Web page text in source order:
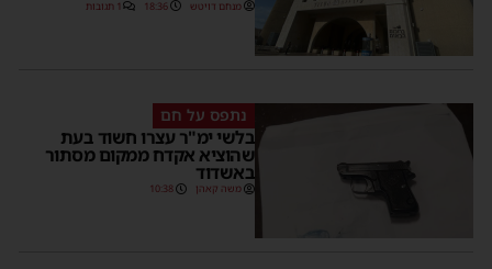
מנחם דויטש 18:36 1 תגובות
נתפס על חם
בלשי ימ"ר עצרו חשוד בעת
שהוציא אקדח ממקום מסתור
באשדוד
משה קאהן 10:38